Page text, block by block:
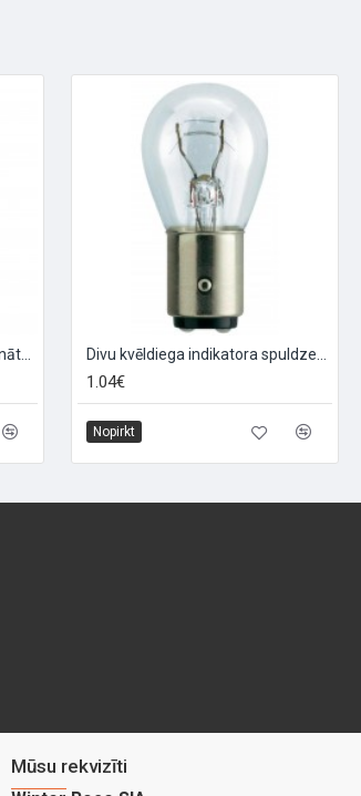
Avārijas komplekts H7 + drošinātāji "SOS H7"
1.04€
Nopirkt
Mūsu rekvizīti